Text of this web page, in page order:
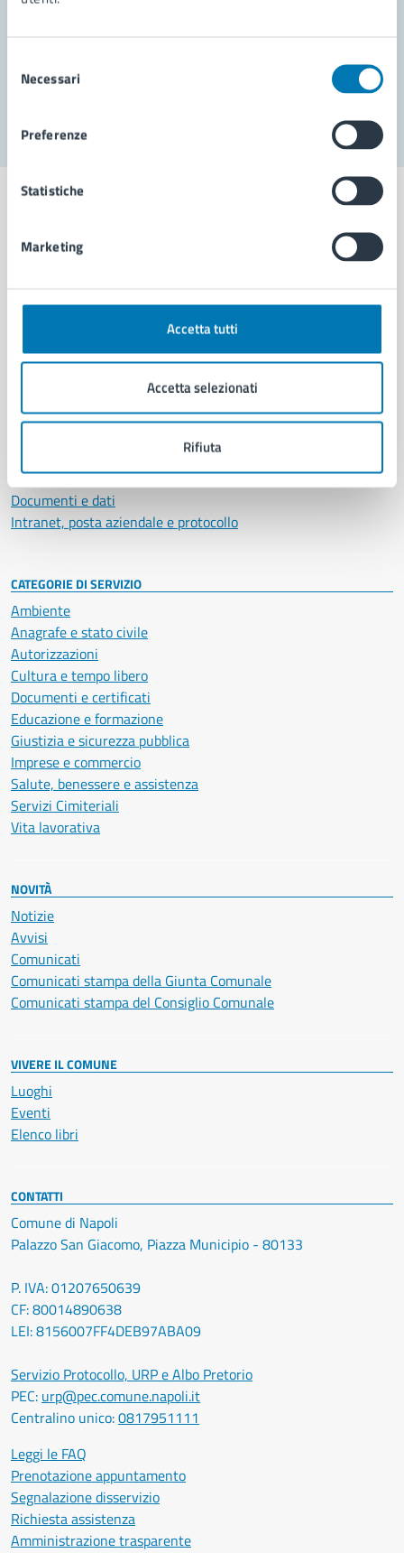
delNecessari
Preferenze
Statistiche
Marketing
Accetta tutti
Accetta selezionati
Rifiuta
Segnala disservizio
Comune di Napoli
Aree amministrative
Organi di governo
Uffici
Personale amministrativo
Documenti e dati
Intranet, posta aziendale e protocollo
CATEGORIE DI SERVIZIO
Ambiente
Anagrafe e stato civile
Autorizzazioni
Cultura e tempo libero
Documenti e certificati
Educazione e formazione
Giustizia e sicurezza pubblica
Imprese e commercio
Salute, benessere e assistenza
Servizi Cimiteriali
Vita lavorativa
NOVITÀ
Notizie
Avvisi
Comunicati
Comunicati stampa della Giunta Comunale
Comunicati stampa del Consiglio Comunale
VIVERE IL COMUNE
Luoghi
Eventi
Elenco libri
CONTATTI
Comune di Napoli
Palazzo San Giacomo, Piazza Municipio - 80133
P. IVA: 01207650639
CF: 80014890638
LEI: 8156007FF4DEB97ABA09
Servizio Protocollo, URP e Albo Pretorio
PEC: urp@pec.comune.napoli.it
Centralino unico:0817951111
Leggi le FAQ
Prenotazione appuntamento
Segnalazione disservizio
Richiesta assistenza
Amministrazione trasparente